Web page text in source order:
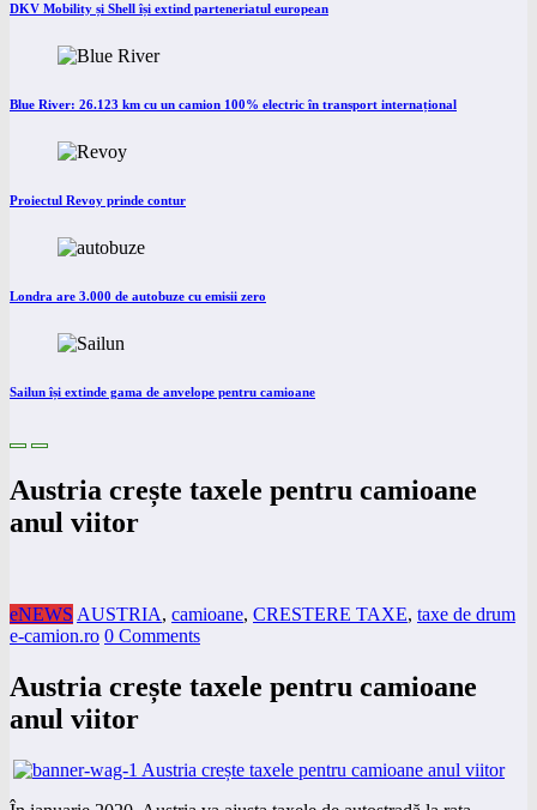
DKV Mobility și Shell își extind parteneriatul european
Blue River: 26.123 km cu un camion 100% electric în transport internațional
Proiectul Revoy prinde contur
Londra are 3.000 de autobuze cu emisii zero
Sailun își extinde gama de anvelope pentru camioane
Austria crește taxele pentru camioane
anul viitor
eNEWS AUSTRIA, camioane, CRESTERE TAXE, taxe de drum
e-camion.ro 0 Comments
Austria crește taxele pentru camioane
anul viitor